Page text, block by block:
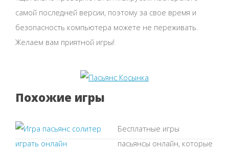
самой последней версии, поэтому за свое время и
безопасность компьютера можете не переживать.
Желаем вам приятной игры!
Похожие игры
Бесплатные игры
пасьянсы онлайн, которые